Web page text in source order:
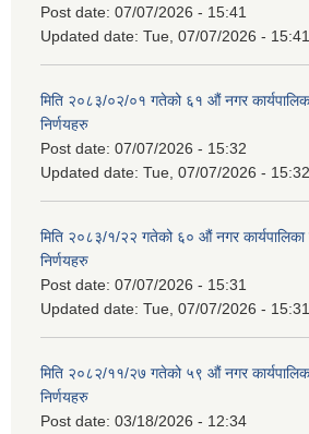
Post date: 07/07/2026 - 15:41
Updated date: Tue, 07/07/2026 - 15:41
मिति २०८३/०२/०१ गतेको ६१ औं नगर
निर्णयहरु
Post date: 07/07/2026 - 15:32
Updated date: Tue, 07/07/2026 - 15:32
मिति २०८३/१/२२ गतेको ६० औं नगर
निर्णयहरु
Post date: 07/07/2026 - 15:31
Updated date: Tue, 07/07/2026 - 15:31
मिति २०८२/११/२७ गतेको ५९ औं नगर
निर्णयहरु
Post date: 03/18/2026 - 12:34